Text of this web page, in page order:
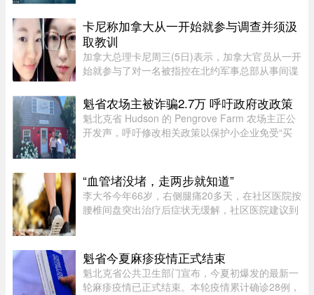
参赛者在大埔大美督附近海 ...
卡尼称加拿大从一开始就参与调查并须汲
取教训
加拿大总理卡尼周三(5日)表示，加拿大官员从一开
始就参与了对一名被指控在北约军事总部从事间谍
道，卡尼表示加拿大应该从这类事件中汲取教训，
但并未明确表示加拿大正在 ...
魁省农场主被诈骗2.7万 呼吁政府改政策
魁北克省 Hudson 的 Pengrove Farm 农场主正公
开发声，呼吁修改相关政策以保护小企业免受“买
Cosgrove 和 Matt Penney 夫 ...
“血管堵没堵，走两步就知道”
李大爷今年66岁，右侧腿痛20多天，在社区医院按
腰椎间盘突出治疗后症状无缓解，社区医院建议到
侧）、胫后动脉（小腿后侧 ...
魁省今夏麻疹疫情正式结束
魁北克省公共卫生部门宣布，今夏初爆发的最新一
轮麻疹疫情已正式结束。本轮疫情累计确诊28例，